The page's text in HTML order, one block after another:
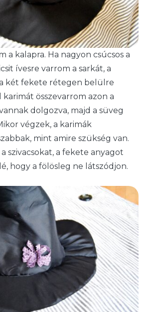
a kalapra. Ha nagyon csúcsos a
ívesre varrom a sarkát, a
két fekete rétegen belülre
összevarrom azon a
dolgozva, majd a süveg
végzek, a karimák
mint amire szükség van.
szivacsokat, a fekete anyagot
hogy a fölösleg ne látszódjon.